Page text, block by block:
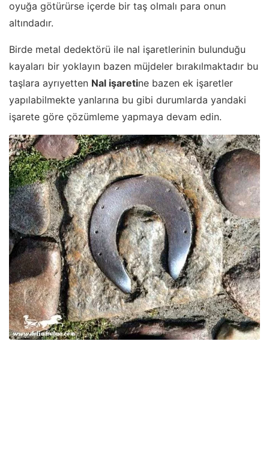
oyuğa götürürse içerde bir taş olmalı para onun
altındadır.
Birde metal dedektörü ile nal işaretlerinin bulunduğu
kayaları bir yoklayın bazen müjdeler bırakılmaktadır bu
taşlara ayrıyetten Nal işaretine bazen ek işaretler
yapılabilmekte yanlarına bu gibi durumlarda yandaki
işarete göre çözümleme yapmaya devam edin.